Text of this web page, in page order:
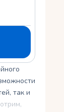
так и